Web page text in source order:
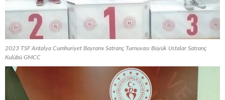
2023 TSF Antalya Cumhuriyet Bayramı Satranç Turnuvası Büyük Ustalar Satranç
Kulübü GMCC